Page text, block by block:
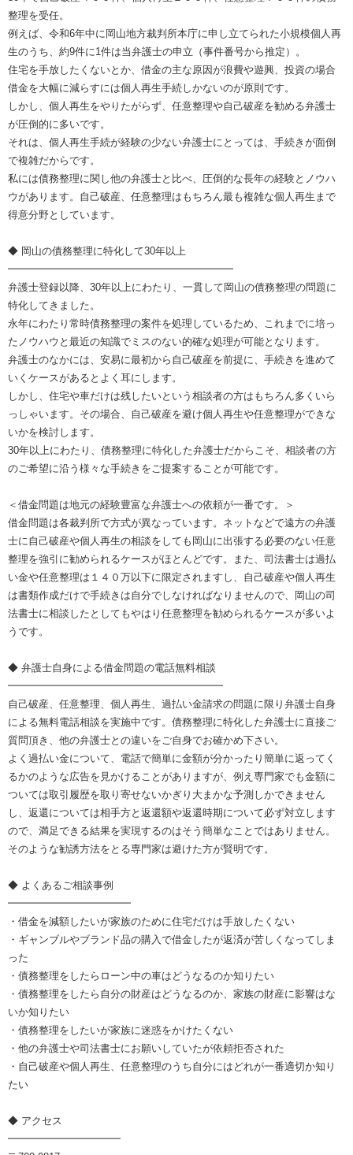
整理を受任。
例えば、令和6年中に岡山地方裁判所本庁に申し立てられた小規模個人再
生のうち、約9件に1件は当弁護士の申立（事件番号から推定）。
住宅を手放したくないとか、借金の主な原因が浪費や遊興、投資の場合
借金を大幅に減らすには個人再生手続しかないのが原則です。
しかし、個人再生をやりたがらず、任意整理や自己破産を勧める弁護士
が圧倒的に多いです。
それは、個人再生手続が経験の少ない弁護士にとっては、手続きが面倒
で複雑だからです。
私には債務整理に関し他の弁護士と比べ、圧倒的な長年の経験とノウハ
ウがあります。自己破産、任意整理はもちろん最も複雑な個人再生まで
得意分野としています。
◆ 岡山の債務整理に特化して30年以上
━━━━━━━━━━━━━━━━━━━━━━
弁護士登録以降、30年以上にわたり、一貫して岡山の債務整理の問題に
特化してきました。
永年にわたり常時債務整理の案件を処理しているため、これまでに培っ
たノウハウと最近の知識でミスのない的確な処理が可能となります。
弁護士のなかには、安易に最初から自己破産を前提に、手続きを進めて
いくケースがあるとよく耳にします。
しかし、住宅や車だけは残したいという相談者の方はもちろん多くいら
っしゃいます。その場合、自己破産を避け個人再生や任意整理ができな
いかを検討します。
30年以上にわたり、債務整理に特化した弁護士だからこそ、相談者の方
のご希望に沿う様々な手続きをご提案することが可能です。
＜借金問題は地元の経験豊富な弁護士への依頼が一番です。＞
借金問題は各裁判所で方式が異なっています。ネットなどで遠方の弁護
士に自己破産や個人再生の相談をしても岡山に出張する必要のない任意
整理を強引に勧められるケースがほとんどです。また、司法書士は過払
い金や任意整理は１４０万以下に限定されますし、自己破産や個人再生
は書類作成だけで手続きは自分でしなければなりませんので、岡山の司
法書士に相談したとしてもやはり任意整理を勧められるケースが多いよ
うです。
◆ 弁護士自身による借金問題の電話無料相談
━━━━━━━━━━━━━━━━━━━━━
自己破産、任意整理、個人再生、過払い金請求の問題に限り弁護士自身
による無料電話相談を実施中です。債務整理に特化した弁護士に直接ご
質問頂き、他の弁護士との違いをご自身でお確かめ下さい。
よく過払い金について、電話で簡単に金額が分かったり簡単に返ってく
るかのような広告を見かけることがありますが、例え専門家でも金額に
ついては取引履歴を取り寄せないかぎり大まかな予測しかできません
し、返還については相手方と返還額や返還時期について必ず対立します
ので、満足できる結果を実現するのはそう簡単なことではありません。
そのような勧誘方法をとる専門家は避けた方が賢明です。
◆ よくあるご相談事例
━━━━━━━━━━━━
・借金を減額したいが家族のために住宅だけは手放したくない
・ギャンブルやブランド品の購入で借金したが返済が苦しくなってしま
った
・債務整理をしたらローン中の車はどうなるのか知りたい
・債務整理をしたら自分の財産はどうなるのか、家族の財産に影響はな
いか知りたい
・債務整理をしたいが家族に迷惑をかけたくない
・他の弁護士や司法書士にお願いしていたが依頼拒否された
・自己破産や個人再生、任意整理のうち自分にはどれが一番適切か知り
たい
◆ アクセス
━━━━━━━━━━━